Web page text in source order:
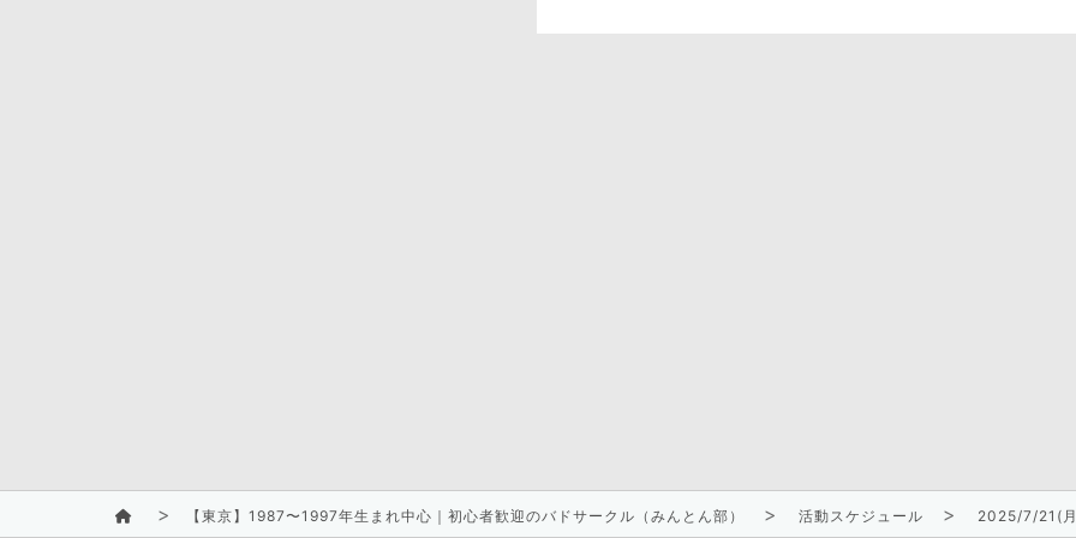
【東京】1987〜1997年生まれ中心｜初心者歓迎のバドサークル（みんとん部） 活動スケジュール 2025/7/21(